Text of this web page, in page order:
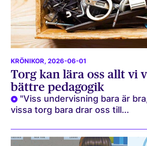
KRÖNIKOR, 2026-06-01
Torg kan lära oss allt vi
bättre pedagogik
"Viss undervisning bara är
vissa torg bara drar oss till...